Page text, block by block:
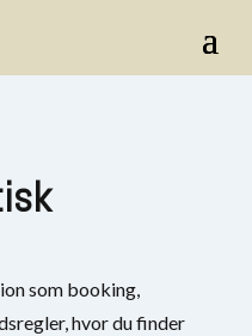
som booking,
hvor du finder